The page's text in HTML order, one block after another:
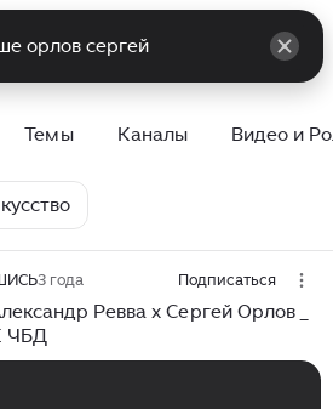
Темы Каналы Видео и
3 года Подписаться
Ревва х Сергей Орлов _
ЧБД